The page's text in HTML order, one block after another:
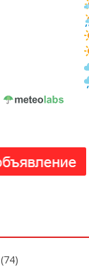
(74)